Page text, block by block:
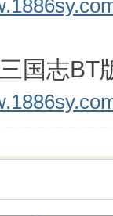
三国志BT